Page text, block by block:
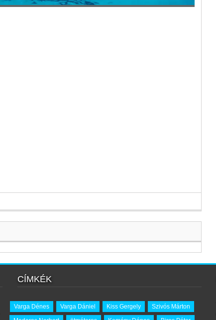
CÍMKÉK
Varga Dénes Varga Dániel Kiss Gergely
Szivós Márton